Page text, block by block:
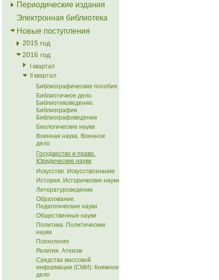
Периодические издания
Электронная библиотека
Новые поступления
2015 год
2016 год
I квартал
II квартал
Библиографические пособия
Библиотечное дело.
Библиотековедение.
Библиография.
Библиографоведение
Биологические науки
Военная наука. Военное
дело
Государство и право.
Юридические науки
Искусство. Искусствознание
История. Исторические науки
Литературоведение
Образование.
Педагогические науки
Общественные науки
Политика. Политические
науки
Психология
Религия. Атеизм
Средства массовой
информации (СМИ). Книжное
дело